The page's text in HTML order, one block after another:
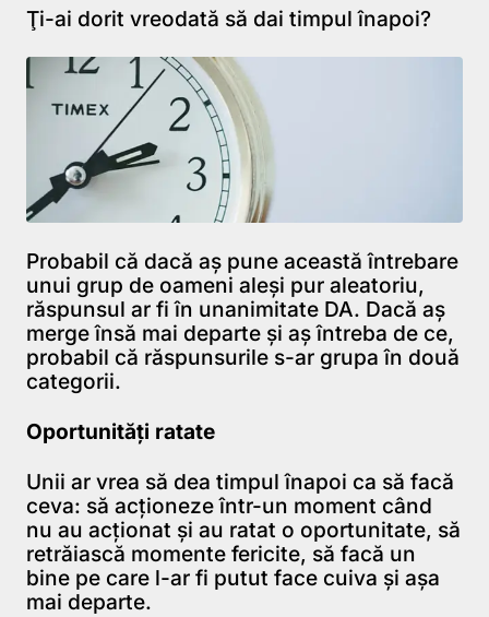
Ţi-ai dorit vreodată să dai timpul înapoi?
Probabil că dacă aş pune această întrebare
unui grup de oameni aleşi pur aleatoriu,
răspunsul ar fi în unanimitate DA. Dacă aş
merge însă mai departe şi aş întreba de ce,
probabil că răspunsurile s-ar grupa în două
categorii.
Oportunități ratate
Unii ar vrea să dea timpul înapoi ca să facă
ceva: să acţioneze într-un moment când
nu au acţionat şi au ratat o oportunitate, să
retrăiască momente fericite, să facă un
bine pe care l-ar fi putut face cuiva şi aşa
mai departe.